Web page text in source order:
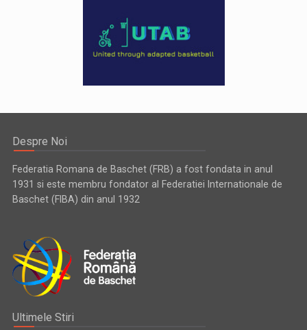
Despre Noi
Federatia Romana de Baschet (FRB) a fost fondata in anul
1931 si este membru fondator al Federatiei Internationale de
Baschet (FIBA) din anul 1932
Ultimele Stiri